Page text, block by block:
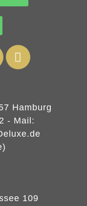
Hamburg
- Mail:
109